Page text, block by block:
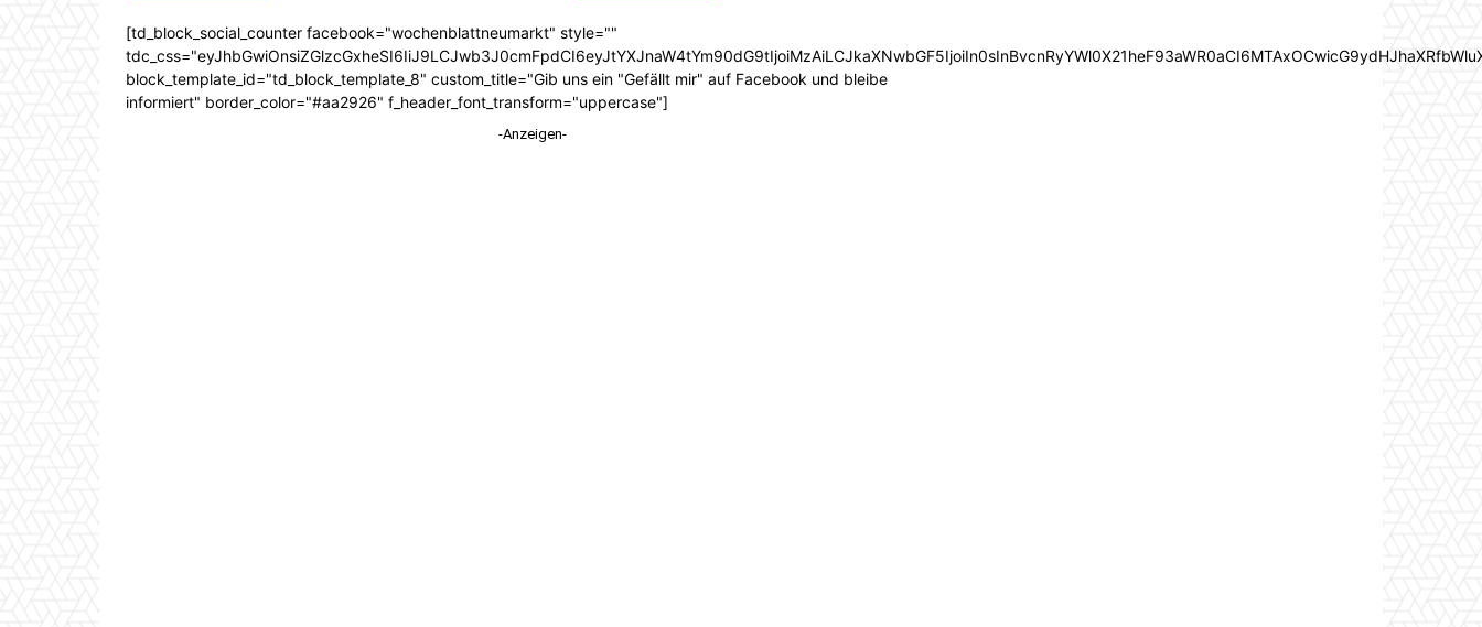
[td_block_social_counter facebook="wochenblattneumarkt" style=""
block_template_id="td_block_template_8" custom_title="Gib uns ein "Gefällt mir" auf Facebook und bleibe
informiert" border_color="#aa2926" f_header_font_transform="uppercase"]
-Anzeigen-